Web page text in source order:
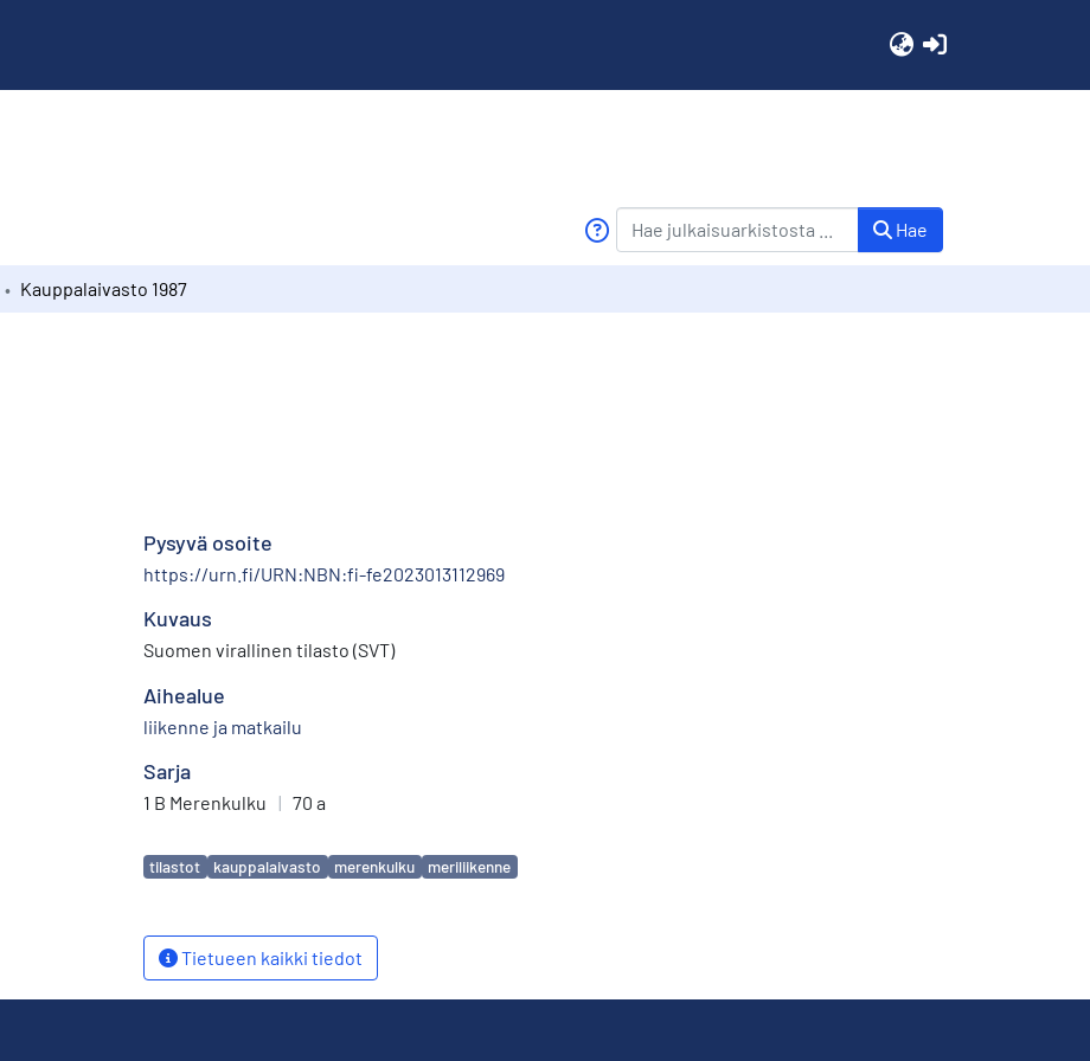
Hae
Kauppalaivasto 1987
Pysyvä osoite
https://urn.fi/URN:NBN:fi-fe2023013112969
Kuvaus
Suomen virallinen tilasto (SVT)
Aihealue
liikenne ja matkailu
Sarja
1 B Merenkulku | 70 a
Avainsanat
tilastot kauppalaivasto merenkulku meriliikenne
Tietueen kaikki tiedot